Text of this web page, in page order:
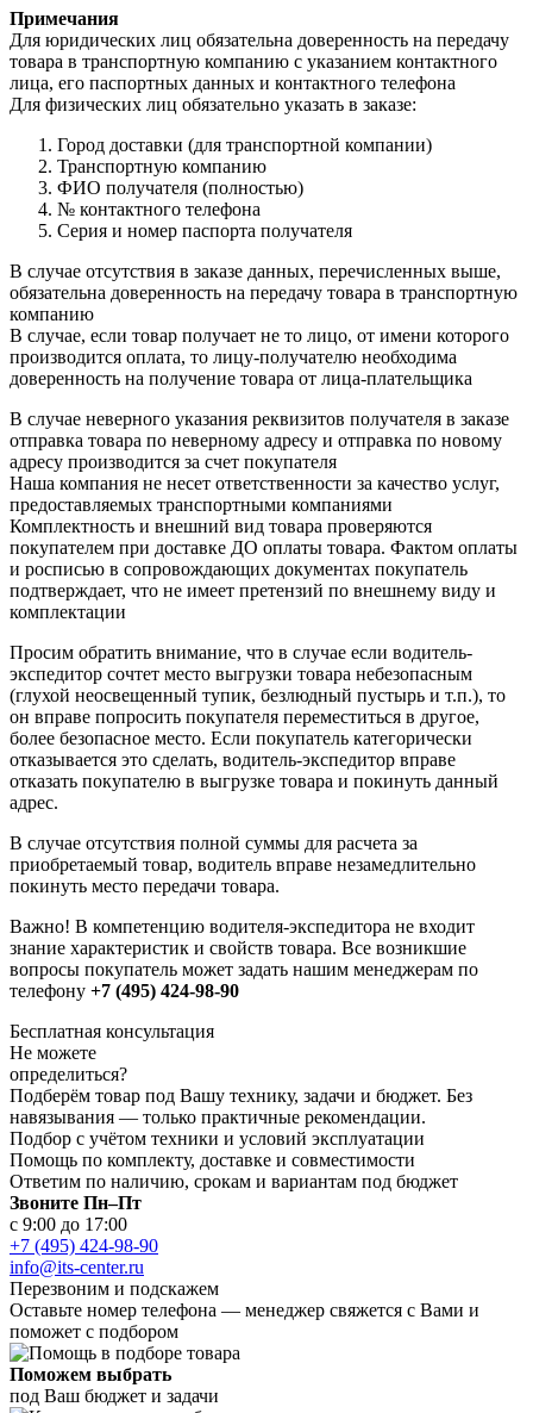
Примечания
Для юридических лиц обязательна доверенность на передачу
товара в транспортную компанию с указанием контактного
лица, его паспортных данных и контактного телефона
Для физических лиц обязательно указать в заказе:
Город доставки (для транспортной компании)
Транспортную компанию
ФИО получателя (полностью)
№ контактного телефона
Серия и номер паспорта получателя
В случае отсутствия в заказе данных, перечисленных выше,
обязательна доверенность на передачу товара в транспортную
компанию
В случае, если товар получает не то лицо, от имени которого
производится оплата, то лицу-получателю необходима
доверенность на получение товара от лица-плательщика
В случае неверного указания реквизитов получателя в заказе
отправка товара по неверному адресу и отправка по новому
адресу производится за счет покупателя
Наша компания не несет ответственности за качество услуг,
предоставляемых транспортными компаниями
Комплектность и внешний вид товара проверяются
покупателем при доставке ДО оплаты товара. Фактом оплаты
и росписью в сопровождающих документах покупатель
подтверждает, что не имеет претензий по внешнему виду и
комплектации
Просим обратить внимание, что в случае если водитель-
экспедитор сочтет место выгрузки товара небезопасным
(глухой неосвещенный тупик, безлюдный пустырь и т.п.), то
он вправе попросить покупателя переместиться в другое,
более безопасное место. Если покупатель категорически
отказывается это сделать, водитель-экспедитор вправе
отказать покупателю в выгрузке товара и покинуть данный
адрес.
В случае отсутствия полной суммы для расчета за
приобретаемый товар, водитель вправе незамедлительно
покинуть место передачи товара.
Важно! В компетенцию водителя-экспедитора не входит
знание характеристик и свойств товара. Все возникшие
вопросы покупатель может задать нашим менеджерам по
телефону +7 (495) 424-98-90
Бесплатная консультация
Не можете
определиться?
Подберём товар под Вашу технику, задачи и бюджет. Без
навязывания — только практичные рекомендации.
Подбор с учётом техники и условий эксплуатации
Помощь по комплекту, доставке и совместимости
Ответим по наличию, срокам и вариантам под бюджет
Звоните Пн–Пт
с 9:00 до 17:00
+7 (495) 424-98-90
info@its-center.ru
Перезвоним и подскажем
Оставьте номер телефона — менеджер свяжется с Вами и
поможет с подбором
Поможем выбрать
под Ваш бюджет и задачи